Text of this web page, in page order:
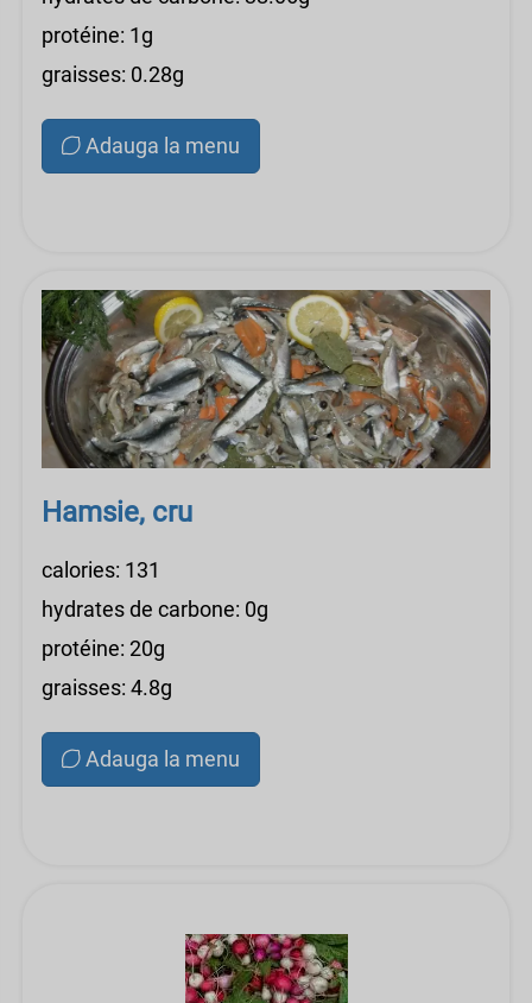
protéine: 1g
graisses: 0.28g
Adauga la menu
Hamsie, cru
calories: 131
hydrates de carbone: 0g
protéine: 20g
graisses: 4.8g
Adauga la menu